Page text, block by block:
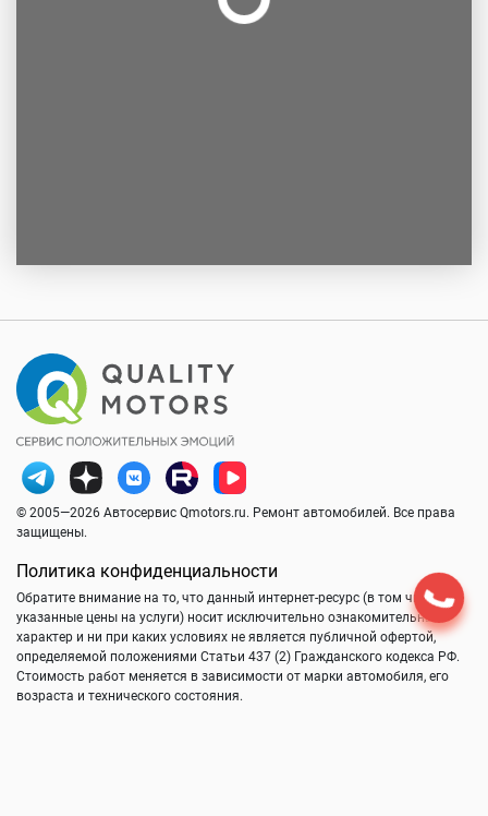
© 2005—2026 Автосервис Qmotors.ru. Ремонт автомобилей. Все права
защищены.
Политика конфиденциальности
Обратите внимание на то, что данный интернет-ресурс (в том числе
указанные цены на услуги) носит исключительно ознакомительный
характер и ни при каких условиях не является публичной офертой,
определяемой положениями Статьи 437 (2) Гражданского кодекса РФ.
Стоимость работ меняется в зависимости от марки автомобиля, его
возраста и технического состояния.